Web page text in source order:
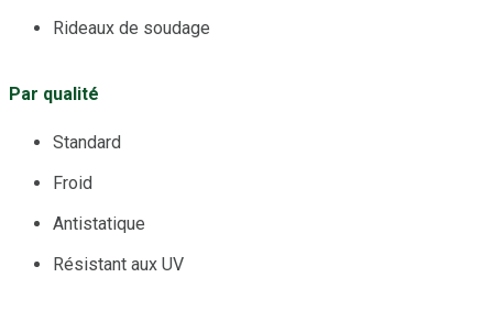
Rideaux de soudage
Par qualité
Standard
Froid
Antistatique
Résistant aux UV